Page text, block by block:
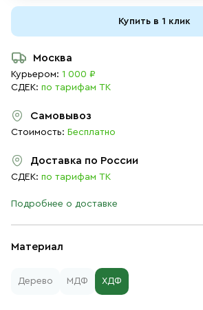
Материал
Дерево МДФ ХДФ
Купить в 1 клик
Москва
Курьером: 1 000 ₽
СДЕК: по тарифам ТК
Самовывоз
Стоимость: Бесплатно
Доставка по России
СДЕК: по тарифам ТК
Подробнее о доставке